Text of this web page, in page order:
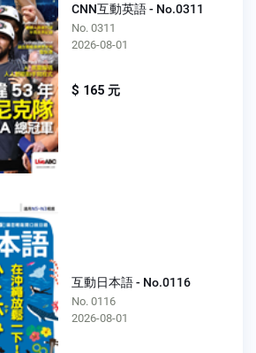
CNN互動英語 - No.0311
No. 0311
2026-08-01
$ 165 元
互動日本語 - No.0116
No. 0116
2026-08-01